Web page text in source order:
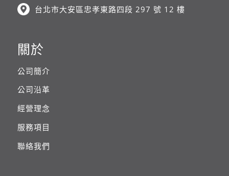
台北市大安區忠孝東路四段 297 號 12 樓
關於
公司簡介
公司沿革
經營理念
服務項目
聯絡我們